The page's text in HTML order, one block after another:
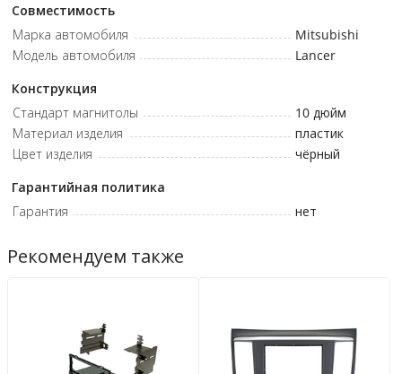
Совместимость
Марка автомобиля
Mitsubishi
Модель автомобиля
Lancer
Конструкция
Стандарт магнитолы
10 дюйм
Материал изделия
пластик
Цвет изделия
чёрный
Гарантийная политика
Гарантия
нет
Рекомендуем также